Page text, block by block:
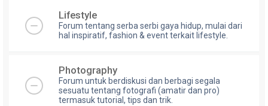
Lifestyle
Forum tentang serba serbi gaya hidup, mulai dari
hal inspiratif, fashion & event terkait lifestyle.
Photography
Forum untuk berdiskusi dan berbagi segala
sesuatu tentang fotografi (amatir dan pro)
termasuk tutorial, tips dan trik.